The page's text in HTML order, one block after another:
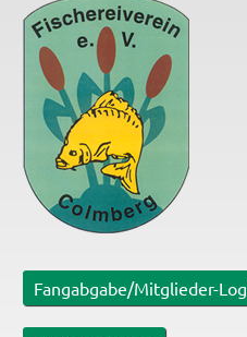
Fangabgabe/Mitglieder-